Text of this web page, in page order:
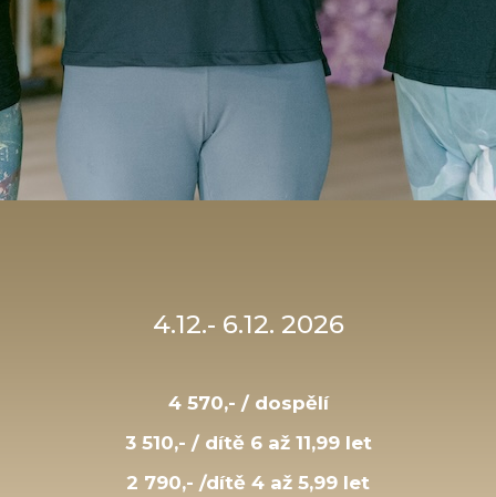
4.12.- 6.12. 2026
4 570,- / dospělí
3 510,- / dítě 6 až 11,99 let
2 790,- /dítě 4 až 5,99 let